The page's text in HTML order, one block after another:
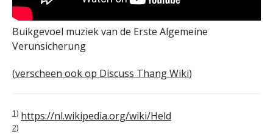
Buikgevoel muziek van de Erste Algemeine
Verunsicherung
(verscheen ook op Discuss Thang Wiki)
1) https://nl.wikipedia.org/wiki/Held
2)